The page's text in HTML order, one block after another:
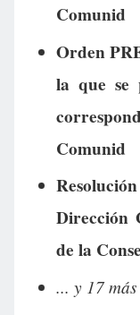
Comunid
Orden
la que se
Comunid
Dirección
de la
... y 17 más